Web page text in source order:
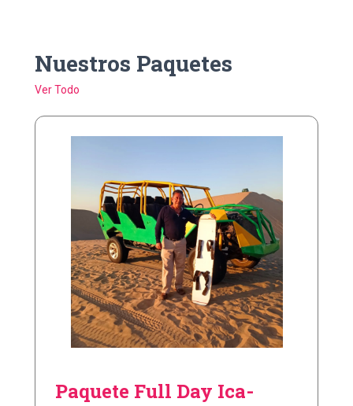
Nuestros Paquetes
Ver Todo
Paquete Full Day Ica-